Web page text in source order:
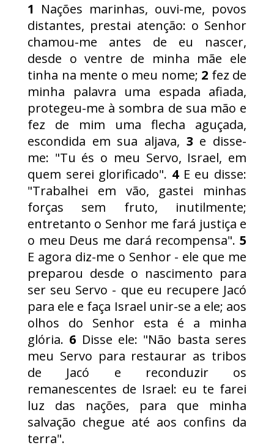
1 Nações marinhas, ouvi-me, povos
distantes, prestai atenção: o Senhor
chamou-me antes de eu nascer,
desde o ventre de minha mãe ele
tinha na mente o meu nome; 2 fez de
minha palavra uma espada afiada,
protegeu-me à sombra de sua mão e
fez de mim uma flecha aguçada,
escondida em sua aljava, 3 e disse-
me: "Tu és o meu Servo, Israel, em
quem serei glorificado". 4E eu disse:
"Trabalhei em vão, gastei minhas
forças sem fruto, inutilmente;
entretanto o Senhor me fará justiça e
o meu Deus me dará recompensa". 5
E agora diz-me o Senhor - ele que me
preparou desde o nascimento para
ser seu Servo - que eu recupere Jacó
para ele e faça Israel unir-se a ele; aos
olhos do Senhor esta é a minha
glória. 6 Disse ele: "Não basta seres
meu Servo para restaurar as tribos
de Jacó e reconduzir os
remanescentes de Israel: eu te farei
luz das nações, para que minha
salvação chegue até aos confins da
terra".